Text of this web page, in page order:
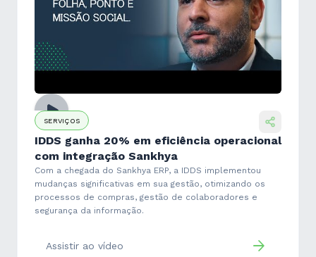
SERVIÇOS
IDDS ganha 20% em eficiência operacional
com integração Sankhya
Com a chegada do Sankhya ERP, a IDDS implementou
mudanças significativas em sua gestão, otimizando os
processos de compras, gestão de colaboradores e
segurança da informação.
Assistir ao vídeo